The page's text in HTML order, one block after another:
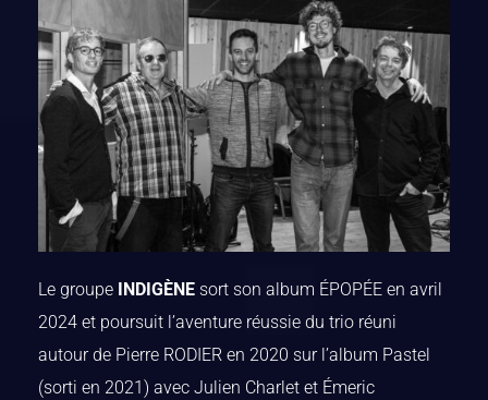
Le groupe INDIGÈNE sort son album ÉPOPÉE en avril
2024 et poursuit l’aventure réussie du trio réuni
autour de Pierre RODIER en 2020 sur l’album Pastel
(sorti en 2021) avec Julien Charlet et Émeric